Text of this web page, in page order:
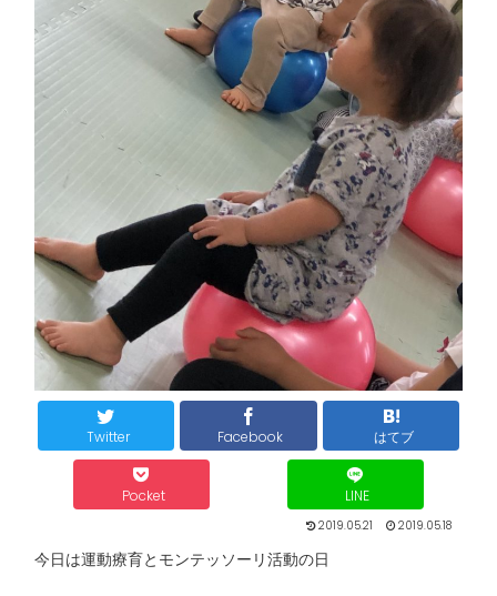
Twitter Facebook はてブ
Pocket LINE
2019.05.21 2019.05.18
今日は運動療育とモンテッソーリ活動の日